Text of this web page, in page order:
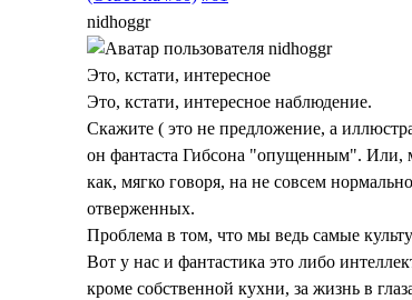
nidhoggr
Это, кстати, интересное
Это, кстати, интересное наблюдение.
Скажите ( это не предложение, а
он фантаста Гибсона "опущенным". Или,
как, мягко говоря, на не совсем
отверженных.
Проблема в том, что мы ведь самые
Вот у нас и фантастика это либо
кроме собственной кухни, за жизнь в